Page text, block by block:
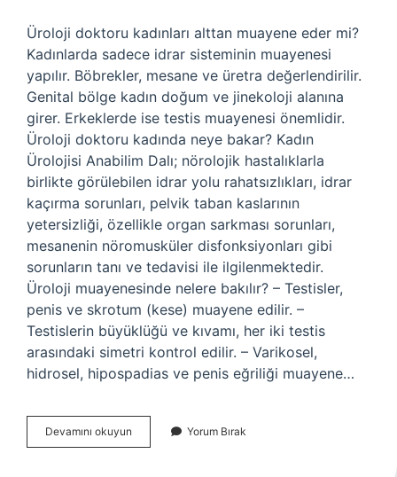
Üroloji doktoru kadınları alttan muayene eder mi?
Kadınlarda sadece idrar sisteminin muayenesi
yapılır. Böbrekler, mesane ve üretra değerlendirilir.
Genital bölge kadın doğum ve jinekoloji alanına
girer. Erkeklerde ise testis muayenesi önemlidir.
Üroloji doktoru kadında neye bakar? Kadın
Ürolojisi Anabilim Dalı; nörolojik hastalıklarla
birlikte görülebilen idrar yolu rahatsızlıkları, idrar
kaçırma sorunları, pelvik taban kaslarının
yetersizliği, özellikle organ sarkması sorunları,
mesanenin nöromusküler disfonksiyonları gibi
sorunların tanı ve tedavisi ile ilgilenmektedir.
Üroloji muayenesinde nelere bakılır? – Testisler,
penis ve skrotum (kese) muayene edilir. –
Testislerin büyüklüğü ve kıvamı, her iki testis
arasındaki simetri kontrol edilir. – Varikosel,
hidrosel, hipospadias ve penis eğriliği muayene…
Devamını okuyun
Üroloji
Yorum Bırak